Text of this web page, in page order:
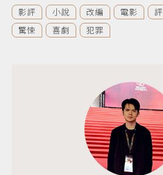
影評 小說 改編 電影
驚悚
喜劇 犯罪